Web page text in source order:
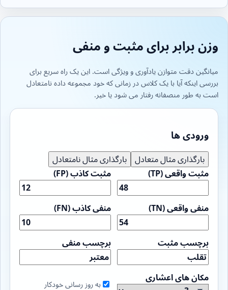
وزن برابر برای مثبت و منفی
میانگین دقت متوازن یادآوری و ویژگی است. این یک راه سریع برای
بررسی اینکه آیا با یک کلاس در زمانی که خود مجموعه داده نامتعادل
است به طور منصفانه رفتار می شود یا خیر.
ورودی ها
بارگذاری مثال متعادل
بارگذاری مثال نامتعادل
مثبت واقعی (TP)
مثبت کاذب (FP)
منفی واقعی (TN) منفی کاذب (FN)
برچسب مثبت برچسب منفی
مکان های اعشاری
به روز رسانی خودکار